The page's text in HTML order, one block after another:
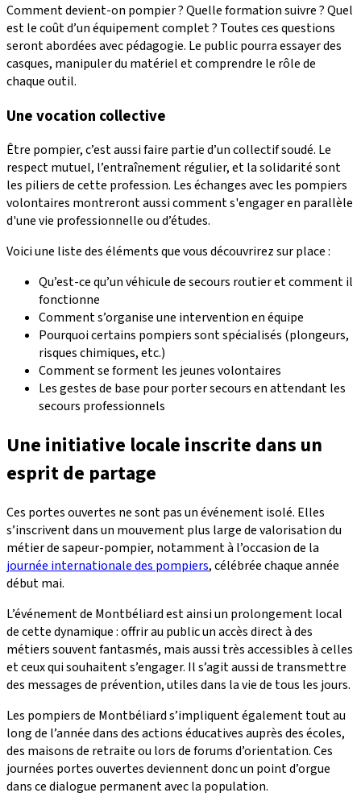
Comment devient-on pompier ? Quelle formation suivre ? Quel
est le coût d’un équipement complet ? Toutes ces questions
seront abordées avec pédagogie. Le public pourra essayer des
casques, manipuler du matériel et comprendre le rôle de
chaque outil.
Une vocation collective
Être pompier, c’est aussi faire partie d’un collectif soudé. Le
respect mutuel, l’entraînement régulier, et la solidarité sont
les piliers de cette profession. Les échanges avec les pompiers
volontaires montreront aussi comment s'engager en parallèle
d'une vie professionnelle ou d’études.
Voici une liste des éléments que vous découvrirez sur place :
Qu’est-ce qu’un véhicule de secours routier et comment il
fonctionne
Comment s’organise une intervention en équipe
Pourquoi certains pompiers sont spécialisés (plongeurs,
risques chimiques, etc.)
Comment se forment les jeunes volontaires
Les gestes de base pour porter secours en attendant les
secours professionnels
Une initiative locale inscrite dans un
esprit de partage
Ces portes ouvertes ne sont pas un événement isolé. Elles
s’inscrivent dans un mouvement plus large de valorisation du
métier de sapeur-pompier, notamment à l’occasion de la
journée internationale des pompiers, célébrée chaque année
début mai.
L’événement de Montbéliard est ainsi un prolongement local
de cette dynamique : offrir au public un accès direct à des
métiers souvent fantasmés, mais aussi très accessibles à celles
et ceux qui souhaitent s’engager. Il s’agit aussi de transmettre
des messages de prévention, utiles dans la vie de tous les jours.
Les pompiers de Montbéliard s’impliquent également tout au
long de l’année dans des actions éducatives auprès des écoles,
des maisons de retraite ou lors de forums d’orientation. Ces
journées portes ouvertes deviennent donc un point d’orgue
dans ce dialogue permanent avec la population.